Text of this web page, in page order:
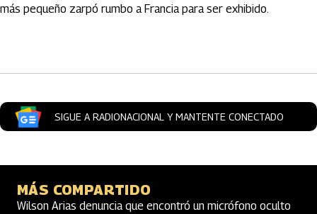
más pequeño zarpó rumbo a Francia para ser exhibido.
SIGUE A RADIONACIONAL Y MANTENTE CONECTADO
MÁS COMPARTIDO
Wilson Arias denuncia que encontró un micrófono oculto